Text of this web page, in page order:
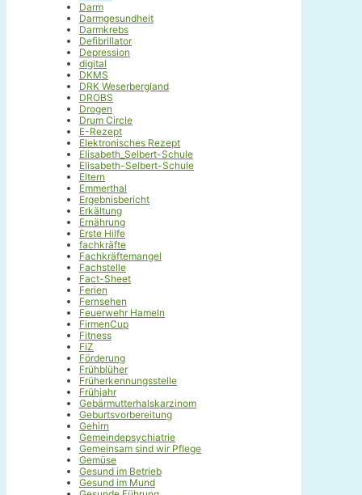
Darm
Darmgesundheit
Darmkrebs
Defibrillator
Depression
digital
DKMS
DRK Weserbergland
DROBS
Drogen
Drum Circle
E-Rezept
Elektronisches Rezept
Elisabeth_Selbert-Schule
Elisabeth-Selbert-Schule
Eltern
Emmerthal
Ergebnisbericht
Erkältung
Ernährung
Erste Hilfe
fachkräfte
Fachkräftemangel
Fachstelle
Fact-Sheet
Ferien
Fernsehen
Feuerwehr Hameln
FirmenCup
Fitness
FiZ
Förderung
Frühblüher
Früherkennungsstelle
Frühjahr
Gebärmutterhalskarzinom
Geburtsvorbereitung
Gehirn
Gemeindepsychiatrie
Gemeinsam sind wir Pflege
Gemüse
Gesund im Betrieb
Gesund im Mund